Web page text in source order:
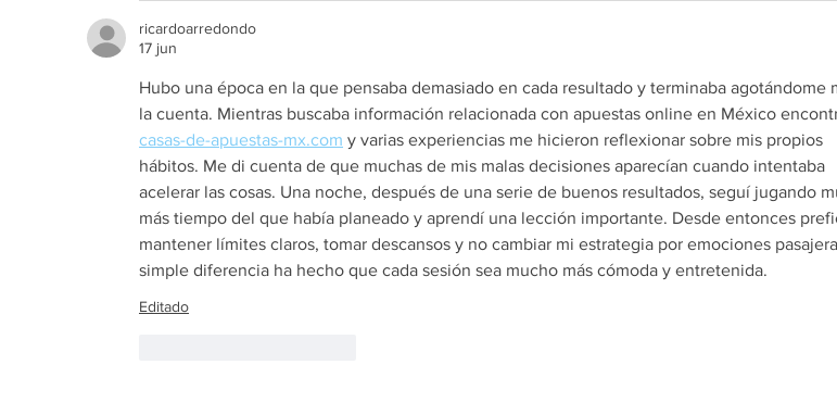
ricardoarredondo
17 jun
Hubo una época en la que pensaba demasiado en cada resultado y terminaba agotándome
la cuenta. Mientras buscaba información relacionada con apuestas online en México
casas-de-apuestas-mx.com y varias experiencias me hicieron reflexionar sobre mis propios
hábitos. Me di cuenta de que muchas de mis malas decisiones aparecían cuando intentaba
acelerar las cosas. Una noche, después de una serie de buenos resultados, seguí jugando
más tiempo del que había planeado y aprendí una lección importante. Desde entonces
mantener límites claros, tomar descansos y no cambiar mi estrategia por emociones
simple diferencia ha hecho que cada sesión sea mucho más cómoda y entretenida.
Editado